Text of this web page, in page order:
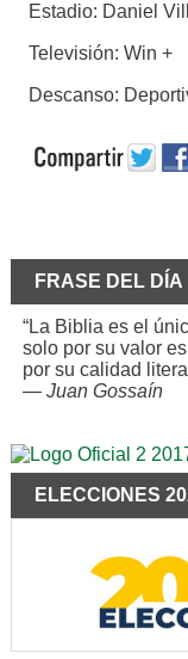
Estadio: Daniel
Televisión: Win +
Descanso:
FRASE DEL DÍA
“La Biblia es el
solo por su valor
por su calidad
— Juan Gossaín
ELECCIONES